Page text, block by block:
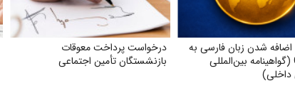
شدن زبان فارسی به
آزمون CIA (گواهینامه بین‌المللی
درخواست پرداخت معوقات
بازنشستگان تأمین اجتماعی